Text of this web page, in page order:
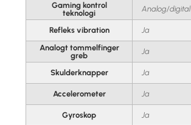
Gaming kontrol
teknologi
Analog/digital
Refleks vibration
Ja
Analogt tommelfinger
greb
Ja
Skulderknapper Ja
Accelerometer Ja
Gyroskop Ja